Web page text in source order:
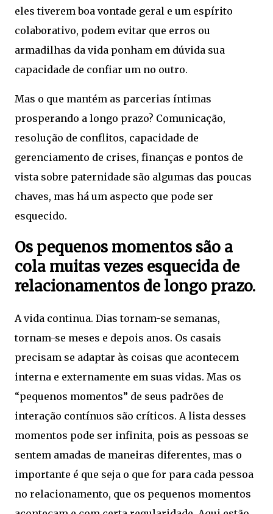
eles tiverem boa vontade geral e um espírito
colaborativo, podem evitar que erros ou
armadilhas da vida ponham em dúvida sua
capacidade de confiar um no outro.
Mas o que mantém as parcerias íntimas
prosperando a longo prazo? Comunicação,
resolução de conflitos, capacidade de
gerenciamento de crises, finanças e pontos de
vista sobre paternidade são algumas das poucas
chaves, mas há um aspecto que pode ser
esquecido.
Os pequenos momentos são a
cola muitas vezes esquecida de
relacionamentos de longo prazo.
A vida continua. Dias tornam-se semanas,
tornam-se meses e depois anos. Os casais
precisam se adaptar às coisas que acontecem
interna e externamente em suas vidas. Mas os
“pequenos momentos” de seus padrões de
interação contínuos são críticos. A lista desses
momentos pode ser infinita, pois as pessoas se
sentem amadas de maneiras diferentes, mas o
importante é que seja o que for para cada pessoa
no relacionamento, que os pequenos momentos